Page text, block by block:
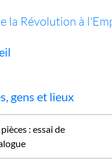
la Révolution à
gens et lieux
pièces : essai de